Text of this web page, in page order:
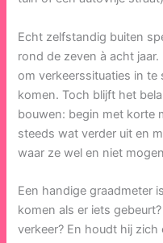
Echt zelfstandig buiten
rond de zeven à acht
om verkeerssituaties in
komen. Toch blijft het
bouwen: begin met korte
steeds wat verder uit en
waar ze wel en niet
Een handige graadmeter
komen als er iets
verkeer? En houdt hij